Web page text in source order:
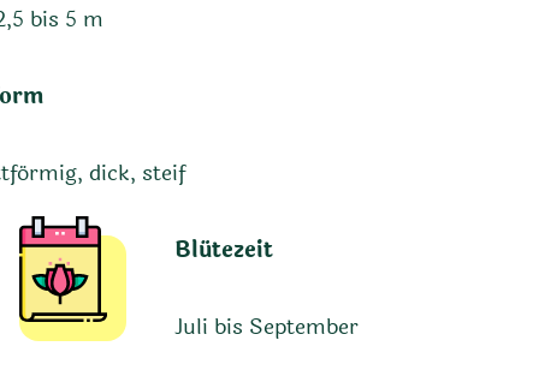
bis 5 m
dick, steif
Blütezeit
Juli bis September